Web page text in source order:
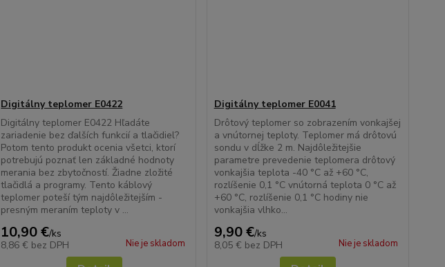
Digitálny teplomer E0422
Digitálny teplomer E0422 Hľadáte
zariadenie bez ďalších funkcií a tlačidiel?
Potom tento produkt ocenia všetci, ktorí
potrebujú poznať len základné hodnoty
merania bez zbytočností. Žiadne zložité
tlačidlá a programy. Tento káblový
teplomer poteší tým najdôležitejším -
presným meraním teploty v ...
10,90 €/ks
8,86 € bez DPH Nie je skladom
Digitálny teplomer E0041
Drôtový teplomer so zobrazením vonkajšej
a vnútornej teploty. Teplomer má drôtovú
sondu v dĺžke 2 m. Najdôležitejšie
parametre prevedenie teplomera drôtový
vonkajšia teplota -40 °C až +60 °C,
rozlíšenie 0,1 °C vnútorná teplota 0 °C až
+60 °C, rozlíšenie 0,1 °C hodiny nie
vonkajšia vlhko...
9,90 €/ks
8,05 € bez DPH Nie je skladom